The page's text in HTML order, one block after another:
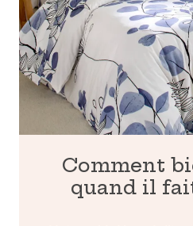
Comment
quand il